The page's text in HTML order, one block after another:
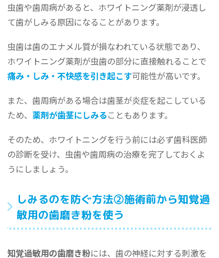
虫歯や歯周病があると、ホワイトニング薬剤が浸透し
て歯がしみる原因になることがあります。
虫歯は歯のエナメル質が損なわれている状態であり、
ホワイトニング薬剤が虫歯の部分に直接触れることで
痛み・しみ・不快感を引き起こす可能性が高いです。
また、歯周病がある場合は歯茎が炎症を起こしている
ため、 薬剤が歯茎にしみることもあります。
そのため、ホワイトニングを行う前には必ず歯科医師
の診断を受け、虫歯や歯周病の治療を完了しておくよ
うにしましょう。
しみるのを防ぐ方法②施術前から知覚過
敏用の歯磨き粉を使う
知覚過敏用の歯磨き粉には、歯の神経に対する刺激を